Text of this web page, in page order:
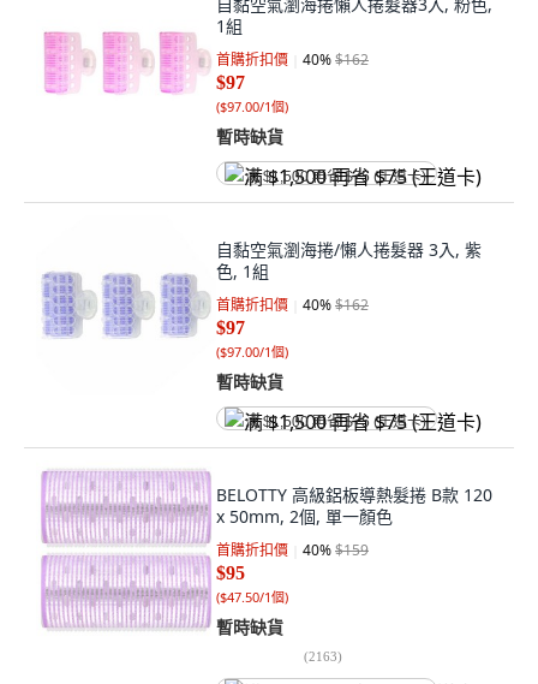
1組
首購折扣價 40%$162
$97
($97.00/1個)
暫時缺貨
满 $1,500 再省 $75 (王道卡)
自黏空氣瀏海捲/懶人捲髮器 3入, 紫
色, 1組
首購折扣價 40%$162
$97
($97.00/1個)
暫時缺貨
满 $1,500 再省 $75 (王道卡)
BELOTTY 高級鋁板導熱髮捲 B款 120
x 50mm, 2個, 單一顏色
首購折扣價 40%$159
$95
($47.50/1個)
暫時缺貨
(2163)